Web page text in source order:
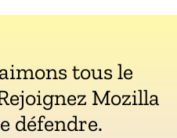
tous le
Mozilla
défendre.